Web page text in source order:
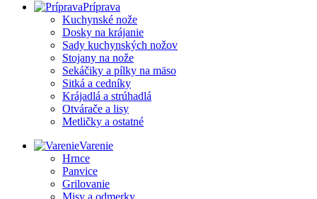
Príprava
Kuchynské nože
Dosky na krájanie
Sady kuchynských nožov
Stojany na nože
Sekáčiky a pílky na mäso
Sitká a cedníky
Krájadlá a strúhadlá
Otvárače a lisy
Metličky a ostatné
Varenie
Hrnce
Panvice
Grilovanie
Misy a odmerky